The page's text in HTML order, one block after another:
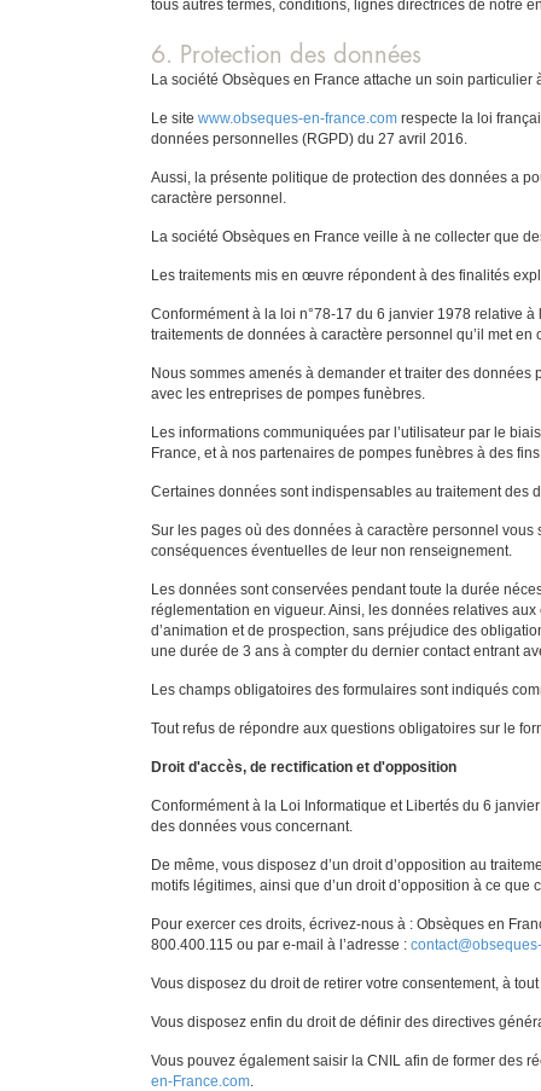
tous autres termes, conditions, lignes directrices de notre
6. Protection des données
La société Obsèques en France attache un soin
Le site www.obseques-en-france.com respecte la loi
données personnelles (RGPD) du 27 avril 2016.
Aussi, la présente politique de protection des données a
caractère personnel.
La société Obsèques en France veille à ne collecter que
Les traitements mis en œuvre répondent à des finalités
Conformément à la loi n°78-17 du 6 janvier 1978 relative
traitements de données à caractère personnel qu’il met en
Nous sommes amenés à demander et traiter des
avec les entreprises de pompes funèbres.
Les informations communiquées par l’utilisateur par le
France, et à nos partenaires de pompes funèbres à des
Certaines données sont indispensables au traitement des
Sur les pages où des données à caractère personnel
conséquences éventuelles de leur non renseignement.
Les données sont conservées pendant toute la durée
réglementation en vigueur. Ainsi, les données relatives
d’animation et de prospection, sans préjudice des
une durée de 3 ans à compter du dernier contact entrant
Les champs obligatoires des formulaires sont indiqués
Tout refus de répondre aux questions obligatoires sur le
Droit d'accès, de rectification et d'opposition
Conformément à la Loi Informatique et Libertés du 6
des données vous concernant.
De même, vous disposez d’un droit d’opposition au
motifs légitimes, ainsi que d’un droit d’opposition à ce
Pour exercer ces droits, écrivez-nous à : Obsèques en
800.400.115 ou par e-mail à l’adresse :
Vous disposez du droit de retirer votre consentement, à
Vous disposez enfin du droit de définir des directives
Vous pouvez également saisir la CNIL afin de former des
en-France.com.